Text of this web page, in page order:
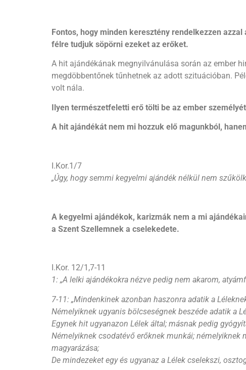
Fontos, hogy minden keresztény rendelkezzen
félre tudjuk söpörni ezeket az erőket.
A hit ajándékának megnyilvánulása során az ember
megdöbbentőnek tűnhetnek az adott szituációban.
volt nála.
Ilyen természetfeletti erő tölti be az ember
A hit ajándékát nem mi hozzuk elő magunkból,
I.Kor.1/7
„Úgy, hogy semmi kegyelmi ajándék nélkül nem
A kegyelmi ajándékok, karizmák nem a mi
a Szent Szellemnek a cselekedete.
I.Kor. 12/1,7-11
1: „A lelki ajándékokra nézve pedig nem akarom,
7-11: „Mindenkinek azonban haszonra adatik a
Némelyiknek ugyanis bölcseségnek beszéde adatik a
Egynek hit ugyanazon Lélek által; másnak pedig
Némelyiknek csodatévő erőknek munkái;
magyarázása;
De mindezeket egy és ugyanaz a Lélek cselekszi,